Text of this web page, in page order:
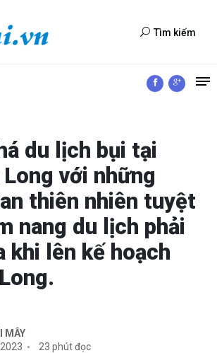
Tìm kiếm
du lịch bụi tại
với những
thiên nhiên tuyệt
nang du lịch phải
khi lên kế hoạch
MÂY
23 phút đọc